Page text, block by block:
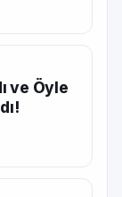
ve Öyle